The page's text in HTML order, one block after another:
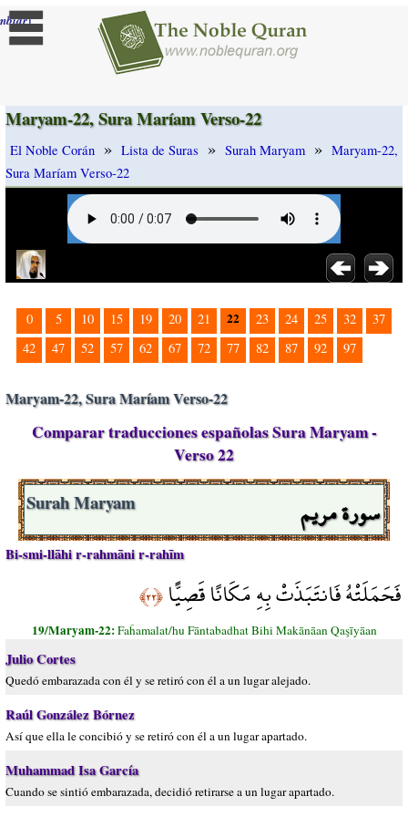
]
Maryam-22, Sura Maríam Verso-22
El Noble Corán » Lista de Suras » Surah Maryam » Maryam-22,
Sura Maríam Verso-22
0 5 10 15 19 20 21 22 23 24 25 32
37
42
47 52 57 62 67 72 77 82 87 92 97
Maryam-22, Sura Maríam Verso-22
Comparar traducciones españolas Sura Maryam -
Verso 22
سورة مريم Surah Maryam
Bi-smi-llāhi r-rahmāni r-rahīm
فَحَمَلَتْهُ فَانتَبَذَتْ بِهِ مَكَانًا قَصِيًّا﴿٢٢﴾
19/Maryam-22:Faĥamalat/hu Fāntabadhat Bihi Makānāan Qaşīyāan
Julio Cortes
Quedó embarazada con él y se retiró con él a un lugar alejado.
Raúl González Bórnez
Así que ella le concibió y se retiró con él a un lugar apartado.
Muhammad Isa García
Cuando se sintió embarazada, decidió retirarse a un lugar apartado.